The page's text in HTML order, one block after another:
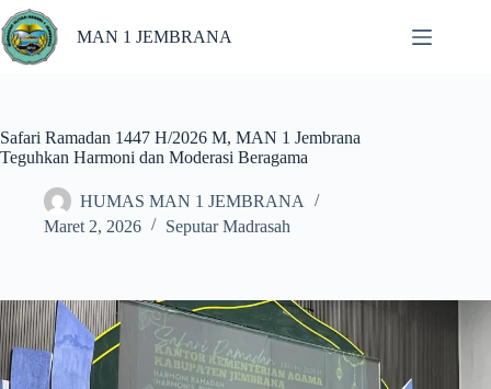
MAN 1 JEMBRANA
Safari Ramadan 1447 H/2026 M, MAN 1 Jembrana
Teguhkan Harmoni dan Moderasi Beragama
HUMAS MAN 1 JEMBRANA
Maret 2, 2026
Seputar Madrasah